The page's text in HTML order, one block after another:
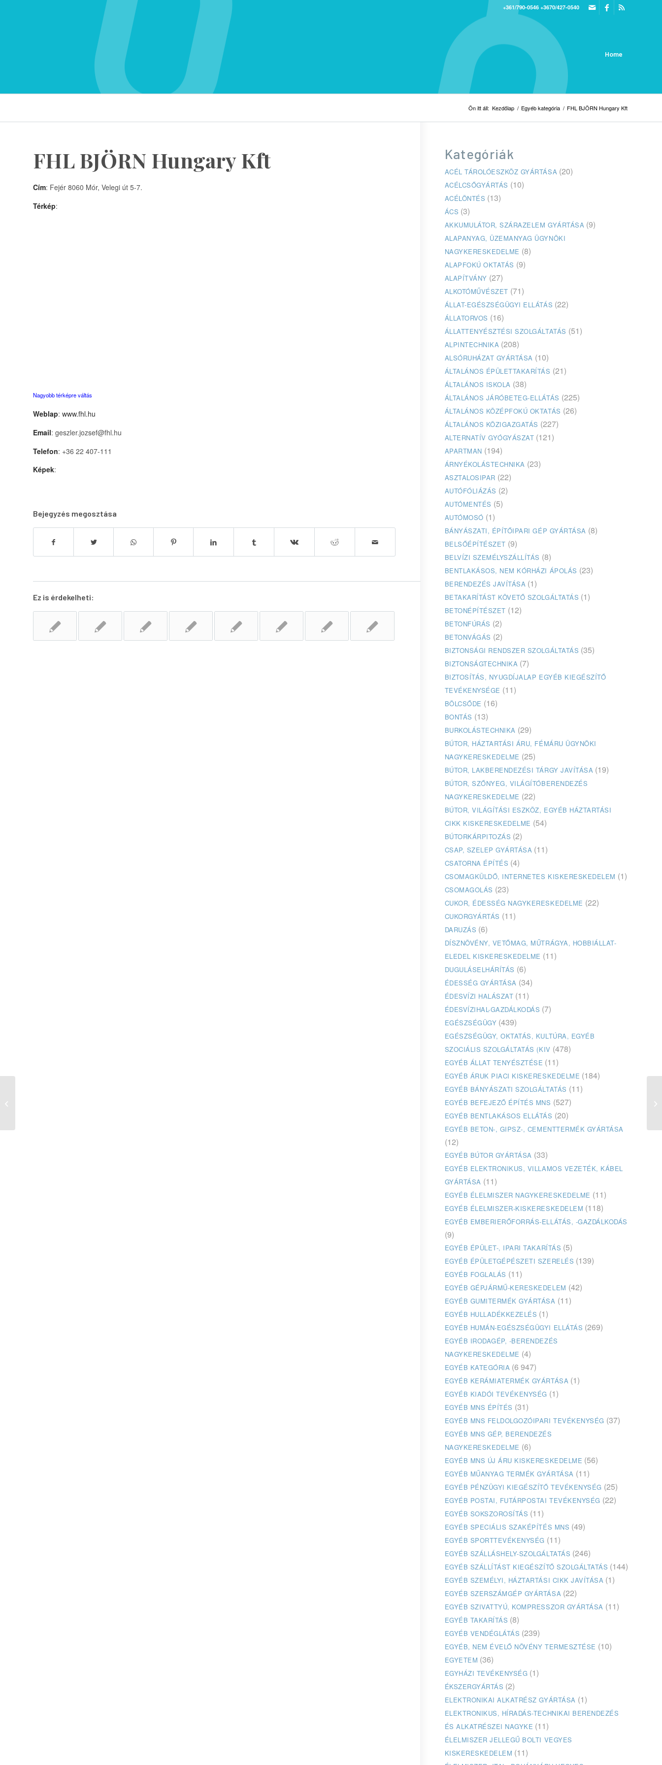
+361/790-0546 +3670/427-0540
Home
Ön itt áll: Kezdőlap / Egyéb kategória / FHL BJÖRN Hungary Kft
FHL BJÖRN Hungary Kft
Cím: Fejér 8060 Mór, Velegi út 5-7.
Térkép:
Nagyobb térképre váltás
Weblap: www.fhl.hu
Email: geszler.jozsef@fhl.hu
Telefon: +36 22 407-111
Képek:
Bejegyzés megosztása
Ez is érdekelheti:
Kategóriák
ACÉL TÁROLÓESZKÖZ GYÁRTÁSA (20)
ACÉLCSŐGYÁRTÁS (10)
ACÉLÖNTÉS (13)
ÁCS (3)
AKKUMULÁTOR, SZÁRAZELEM GYÁRTÁSA (9)
ALAPANYAG, ÜZEMANYAG ÜGYNÖKI
NAGYKERESKEDELME (8)
ALAPFOKÚ OKTATÁS (9)
ALAPÍTVÁNY (27)
ALKOTÓMŰVÉSZET (71)
ÁLLAT-EGÉSZSÉGÜGYI ELLÁTÁS (22)
ÁLLATORVOS (16)
ÁLLATTENYÉSZTÉSI SZOLGÁLTATÁS (51)
ALPINTECHNIKA (208)
ALSÓRUHÁZAT GYÁRTÁSA (10)
ÁLTALÁNOS ÉPÜLETTAKARÍTÁS (21)
ÁLTALÁNOS ISKOLA (38)
ÁLTALÁNOS JÁRÓBETEG-ELLÁTÁS (225)
ÁLTALÁNOS KÖZÉPFOKÚ OKTATÁS (26)
ÁLTALÁNOS KÖZIGAZGATÁS (227)
ALTERNATÍV GYÓGYÁSZAT (121)
APARTMAN (194)
ÁRNYÉKOLÁSTECHNIKA (23)
ASZTALOSIPAR (22)
AUTÓFÓLIÁZÁS (2)
AUTÓMENTÉS (5)
AUTÓMOSÓ (1)
BÁNYÁSZATI, ÉPÍTŐIPARI GÉP GYÁRTÁSA (8)
BELSŐÉPÍTÉSZET (9)
BELVÍZI SZEMÉLYSZÁLLÍTÁS (8)
BENTLAKÁSOS, NEM KÓRHÁZI ÁPOLÁS (23)
BERENDEZÉS JAVÍTÁSA (1)
BETAKARÍTÁST KÖVETŐ SZOLGÁLTATÁS (1)
BETONÉPÍTÉSZET (12)
BETONFÚRÁS (2)
BETONVÁGÁS (2)
BIZTONSÁGI RENDSZER SZOLGÁLTATÁS (35)
BIZTONSÁGTECHNIKA (7)
BIZTOSÍTÁS, NYUGDÍJALAP EGYÉB KIEGÉSZÍTŐ
TEVÉKENYSÉGE (11)
BÖLCSŐDE (16)
BONTÁS (13)
BURKOLÁSTECHNIKA (29)
BÚTOR, HÁZTARTÁSI ÁRU, FÉMÁRU ÜGYNÖKI
NAGYKERESKEDELME (25)
BÚTOR, LAKBERENDEZÉSI TÁRGY JAVÍTÁSA (19)
BÚTOR, SZŐNYEG, VILÁGÍTÓBERENDEZÉS
NAGYKERESKEDELME (22)
BÚTOR, VILÁGÍTÁSI ESZKÖZ, EGYÉB HÁZTARTÁSI
CIKK KISKERESKEDELME (54)
BÚTORKÁRPITOZÁS (2)
CSAP, SZELEP GYÁRTÁSA (11)
CSATORNA ÉPÍTÉS (4)
CSOMAGKÜLDŐ, INTERNETES KISKERESKEDELEM (1)
CSOMAGOLÁS (23)
CUKOR, ÉDESSÉG NAGYKERESKEDELME (22)
CUKORGYÁRTÁS (11)
DARUZÁS (6)
DÍSZNÖVÉNY, VETŐMAG, MŰTRÁGYA, HOBBIÁLLAT-
ELEDEL KISKERESKEDELME (11)
DUGULÁSELHÁRÍTÁS (6)
ÉDESSÉG GYÁRTÁSA (34)
ÉDESVÍZI HALÁSZAT (11)
ÉDESVÍZIHAL-GAZDÁLKODÁS (7)
EGÉSZSÉGÜGY (439)
EGÉSZSÉGÜGY, OKTATÁS, KULTÚRA, EGYÉB
SZOCIÁLIS SZOLGÁLTATÁS (KIV (478)
EGYÉB ÁLLAT TENYÉSZTÉSE (11)
EGYÉB ÁRUK PIACI KISKERESKEDELME (184)
EGYÉB BÁNYÁSZATI SZOLGÁLTATÁS (11)
EGYÉB BEFEJEZŐ ÉPÍTÉS MNS (527)
EGYÉB BENTLAKÁSOS ELLÁTÁS (20)
EGYÉB BETON-, GIPSZ-, CEMENTTERMÉK GYÁRTÁSA
(12)
EGYÉB BÚTOR GYÁRTÁSA (33)
EGYÉB ELEKTRONIKUS, VILLAMOS VEZETÉK, KÁBEL
GYÁRTÁSA (11)
EGYÉB ÉLELMISZER NAGYKERESKEDELME (11)
EGYÉB ÉLELMISZER-KISKERESKEDELEM (118)
EGYÉB EMBERIERŐFORRÁS-ELLÁTÁS, -GAZDÁLKODÁS
(9)
EGYÉB ÉPÜLET-, IPARI TAKARÍTÁS (5)
EGYÉB ÉPÜLETGÉPÉSZETI SZERELÉS (139)
EGYÉB FOGLALÁS (11)
EGYÉB GÉPJÁRMŰ-KERESKEDELEM (42)
EGYÉB GUMITERMÉK GYÁRTÁSA (11)
EGYÉB HULLADÉKKEZELÉS (1)
EGYÉB HUMÁN-EGÉSZSÉGÜGYI ELLÁTÁS (269)
EGYÉB IRODAGÉP, -BERENDEZÉS
NAGYKERESKEDELME (4)
EGYÉB KATEGÓRIA (6 947)
EGYÉB KERÁMIATERMÉK GYÁRTÁSA (1)
EGYÉB KIADÓI TEVÉKENYSÉG (1)
EGYÉB MNS ÉPÍTÉS (31)
EGYÉB MNS FELDOLGOZÓIPARI TEVÉKENYSÉG (37)
EGYÉB MNS GÉP, BERENDEZÉS
NAGYKERESKEDELME (6)
EGYÉB MNS ÚJ ÁRU KISKERESKEDELME (56)
EGYÉB MŰANYAG TERMÉK GYÁRTÁSA (11)
EGYÉB PÉNZÜGYI KIEGÉSZÍTŐ TEVÉKENYSÉG (25)
EGYÉB POSTAI, FUTÁRPOSTAI TEVÉKENYSÉG (22)
EGYÉB SOKSZOROSÍTÁS (11)
EGYÉB SPECIÁLIS SZAKÉPÍTÉS MNS (49)
EGYÉB SPORTTEVÉKENYSÉG (11)
EGYÉB SZÁLLÁSHELY-SZOLGÁLTATÁS (246)
EGYÉB SZÁLLÍTÁST KIEGÉSZÍTŐ SZOLGÁLTATÁS (144)
EGYÉB SZEMÉLYI, HÁZTARTÁSI CIKK JAVÍTÁSA (1)
EGYÉB SZERSZÁMGÉP GYÁRTÁSA (22)
EGYÉB SZIVATTYÚ, KOMPRESSZOR GYÁRTÁSA (11)
EGYÉB TAKARÍTÁS (8)
EGYÉB VENDÉGLÁTÁS (239)
EGYÉB, NEM ÉVELŐ NÖVÉNY TERMESZTÉSE (10)
EGYETEM (36)
EGYHÁZI TEVÉKENYSÉG (1)
ÉKSZERGYÁRTÁS (2)
ELEKTRONIKAI ALKATRÉSZ GYÁRTÁSA (1)
ELEKTRONIKUS, HÍRADÁS-TECHNIKAI BERENDEZÉS
ÉS ALKATRÉSZEI NAGYKE (11)
ÉLELMISZER JELLEGŰ BOLTI VEGYES
KISKERESKEDELEM (11)